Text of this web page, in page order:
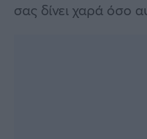
σας δίνει χαρά όσο